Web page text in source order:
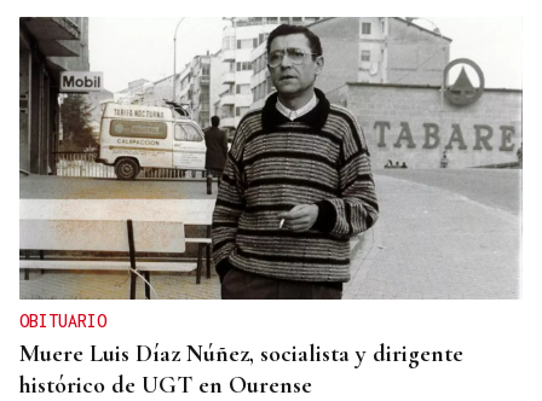
OBITUARIO
Muere Luis Díaz Núñez, socialista y dirigente
histórico de UGT en Ourense